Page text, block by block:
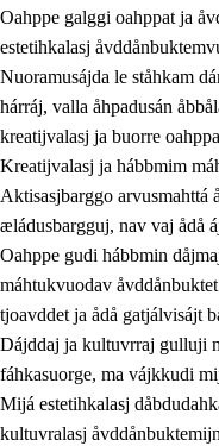
1.3 Lájttális
Dahkamávvo,
1.5 Vieledus
1.6 Demokratijja ja
Oahppe galggi oahppat ja
estetihkalasj
Nuoramusájda le ståhkam
hárráj, valla åhpadusán
kreatijvalasj ja buorre
Kreatijvalasj ja hábbmim
Aktisasjbarggo arvusmahttá
æládusbargguj, nav vaj ådå
Oahppe gudi hábbmin
máhtukvuodav
tjoavddet ja ådå gatjálvisájt
Dájddaj ja kultuvrraj gulluji
fáhkasuorge, ma vájkkudi
Mijá estetihkalasj
kultuvralasj